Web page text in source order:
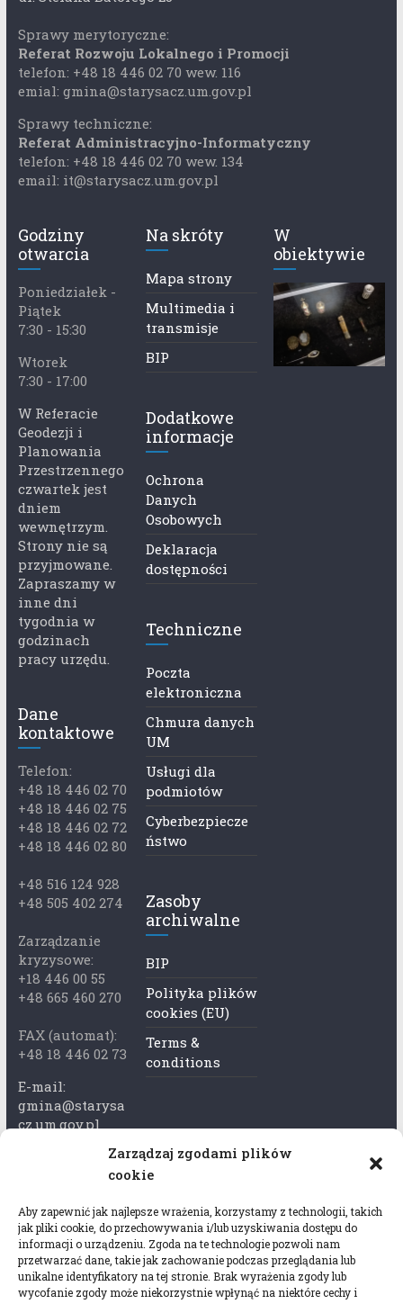
Zarządzaj zgodami plików
cookie
Aby zapewnić jak najlepsze wrażenia, korzystamy z technologii, takich
jak pliki cookie, do przechowywania i/lub uzyskiwania dostępu do
informacji o urządzeniu. Zgoda na te technologie pozwoli nam
przetwarzać dane, takie jak zachowanie podczas przeglądania lub
unikalne identyfikatory na tej stronie. Brak wyrażenia zgody lub
wycofanie zgody może niekorzystnie wpłynąć na niektóre cechy i
Sprawy merytoryczne:
Referat Rozwoju Lokalnego i Promocji
telefon: +48 18 446 02 70 wew. 116
emial: gmina@starysacz.um.gov.pl
Sprawy techniczne:
Referat Administracyjno-Informatyczny
telefon: +48 18 446 02 70 wew. 134
email: it@starysacz.um.gov.pl
Godziny
otwarcia
Poniedziałek -
Piątek
7:30 - 15:30
Wtorek
7:30 - 17:00
W Referacie
Geodezji i
Planowania
Przestrzennego
czwartek jest
dniem
wewnętrzym.
Strony nie są
przyjmowane.
Zapraszamy w
inne dni
tygodnia w
godzinach
pracy urzędu.
Dane
kontaktowe
Telefon:
+48 18 446 02 70
+48 18 446 02 75
+48 18 446 02 72
+48 18 446 02 80
+48 516 124 928
+48 505 402 274
Zarządzanie
kryzysowe:
+18 446 00 55
+48 665 460 270
FAX (automat):
+48 18 446 02 73
E-mail:
gmina@starysa
cz.um.gov.pl
Adres skrzynki
rytka
Adres do e-
Doręczeń:
AEL-97528-
Na skróty
Mapa strony
Multimedia i
transmisje
BIP
Dodatkowe
informacje
Ochrona
Danych
Osobowych
Deklaracja
dostępności
Techniczne
Poczta
elektroniczna
Chmura danych
UM
Usługi dla
podmiotów
Cyberbezpiecze
ństwo
Zasoby
archiwalne
BIP
Polityka plików
cookies (EU)
Terms &
conditions
W
obiektywie